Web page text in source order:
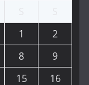
1
2
8
9
15
16